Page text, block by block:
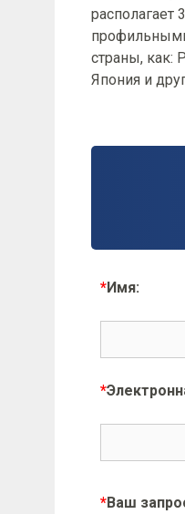
располагает
страны, как:
Япония и
*Имя:
*
*Ваш